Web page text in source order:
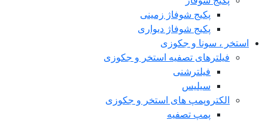
پکیج شوفاژ زمینی
پکیج شوفاژ دیواری
استخر ، سونا و جکوزی
فیلترهای تصفیه استخر و جکوزی
فیلترشنی
سیلیس
الکتروپمپ های استخر و جکوزی
پمپ تصفیه